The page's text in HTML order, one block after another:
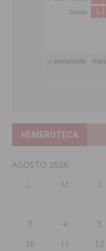
HEMEROTECA
AGOSTO 2026
L
M X
3
4 5
10
11 12